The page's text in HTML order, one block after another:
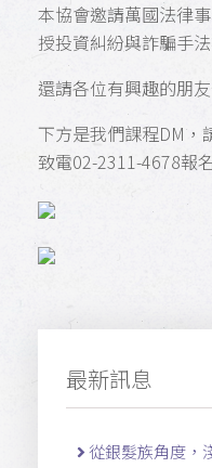
本協會邀請萬國法律
授投資糾紛與詐騙手法
還請各位有興趣的朋
下方是我們課程DM，
致電02-2311-4678報
最新訊息
從銀髮族角度，